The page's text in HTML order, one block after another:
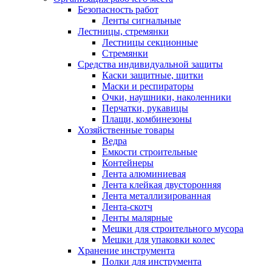
Безопасность работ
Ленты сигнальные
Лестницы, стремянки
Лестницы секционные
Стремянки
Средства индивидуальной защиты
Каски защитные, щитки
Маски и респираторы
Очки, наушники, наколенники
Перчатки, рукавицы
Плащи, комбинезоны
Хозяйственные товары
Ведра
Емкости строительные
Контейнеры
Лента алюминиевая
Лента клейкая двусторонняя
Лента металлизированная
Лента-скотч
Ленты малярные
Мешки для строительного мусора
Мешки для упаковки колес
Хранение инструмента
Полки для инструмента